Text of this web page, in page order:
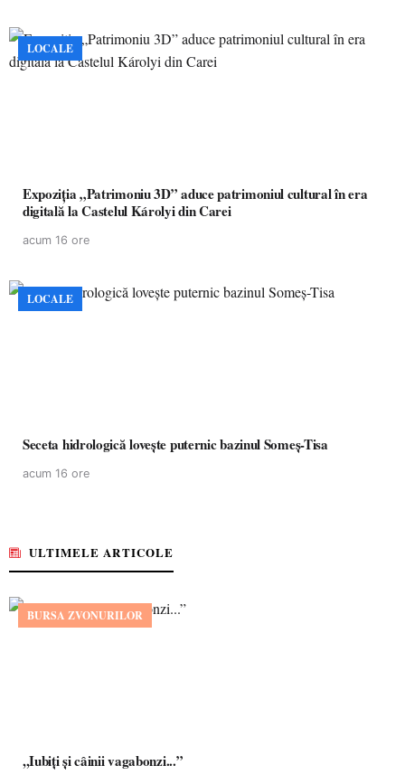
LOCALE
Expoziția „Patrimoniu 3D” aduce patrimoniul cultural în era
digitală la Castelul Károlyi din Carei
acum 16 ore
LOCALE
Seceta hidrologică lovește puternic bazinul Someș-Tisa
acum 16 ore
ULTIMELE ARTICOLE
BURSA ZVONURILOR
,,Iubiți și câinii vagabonzi...”